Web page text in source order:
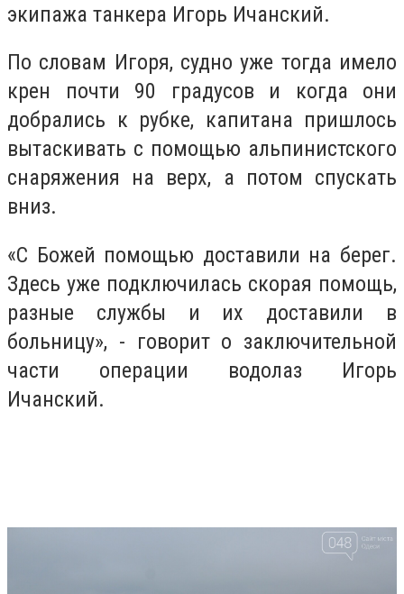
экипажа танкера Игорь Ичанский.
По словам Игоря, судно уже тогда имело
крен почти 90 градусов и когда они
добрались к рубке, капитана пришлось
вытаскивать с помощью альпинистского
снаряжения на верх, а потом спускать
вниз.
«С Божей помощью доставили на берег.
Здесь уже подключилась скорая помощь,
разные службы и их доставили в
больницу», - говорит о заключительной
части операции водолаз Игорь
Ичанский.